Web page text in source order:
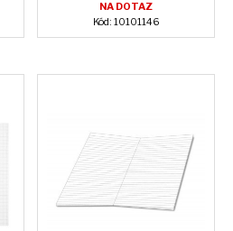
NA DOTAZ
Kód: 10101146